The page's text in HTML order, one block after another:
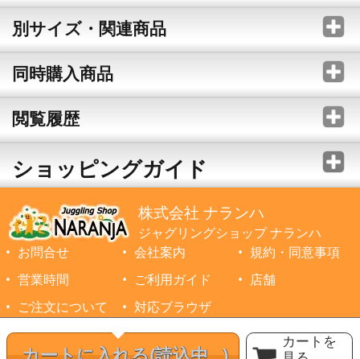
カートを
別サイズ・関連商品
同時購入商品
閲覧履歴
ショッピングガイド
株式会社 ナランハ
ジャグリングショップ ナランハ
お問合せ
会社案内
規約・同意事項
営業時間
ご利用ガイド
店舗
ご注文について
対応ブラウザ
©1999-2026 NARANJA Inc. All Rights Reserved.